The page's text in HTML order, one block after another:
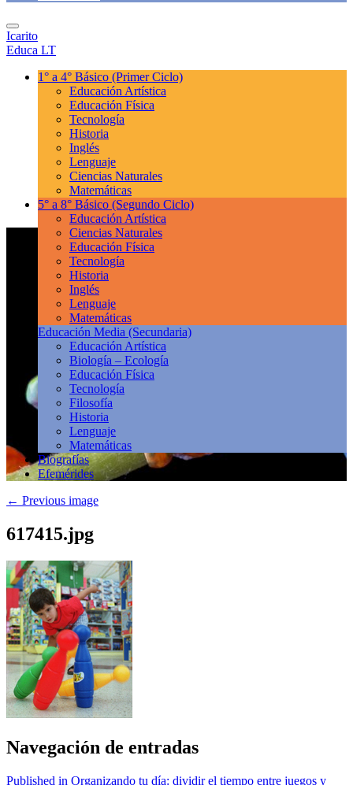
Icarito
Educa LT
1° a 4° Básico (Primer Ciclo)
Educación Artística
Educación Física
Tecnología
Historia
Inglés
Lenguaje
Ciencias Naturales
Matemáticas
5° a 8° Básico (Segundo Ciclo)
Educación Artística
Ciencias Naturales
Educación Física
Tecnología
Historia
Inglés
Lenguaje
Matemáticas
Educación Media (Secundaria)
Educación Artística
Biología – Ecología
Educación Física
Tecnología
Filosofía
Historia
Lenguaje
Matemáticas
Biografías
Efemérides
← Previous image
617415.jpg
Navegación de entradas
Published in Organizando tu día: dividir el tiempo entre juegos y